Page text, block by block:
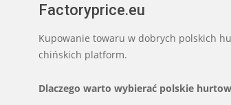
Factoryprice.eu
Kupowanie towaru w dobrych polskich
chińskich platform.
Dlaczego warto wybierać polskie